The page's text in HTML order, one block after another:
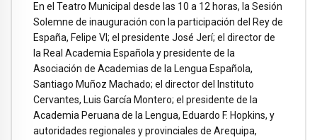
En el Teatro Municipal desde las 10 a 12 horas, la Sesión
Solemne de inauguración con la participación del Rey de
España, Felipe VI; el presidente José Jerí; el director de
la Real Academia Española y presidente de la
Asociación de Academias de la Lengua Española,
Santiago Muñoz Machado; el director del Instituto
Cervantes, Luis García Montero; el presidente de la
Academia Peruana de la Lengua, Eduardo F. Hopkins, y
autoridades regionales y provinciales de Arequipa,